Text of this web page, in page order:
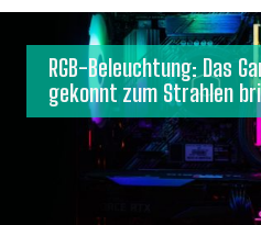
RGB-Beleuchtung: Das
gekonnt zum Strahlen